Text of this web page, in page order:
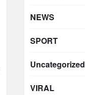
NEWS
SPORT
Uncategorized
VIRAL